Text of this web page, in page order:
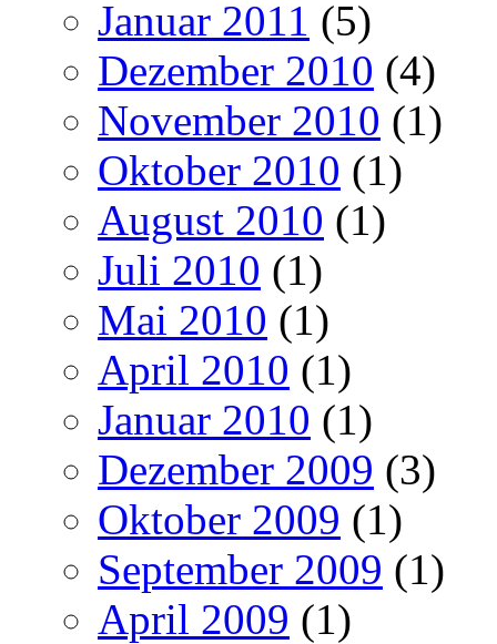
Januar 2011 (5)
Dezember 2010 (4)
November 2010 (1)
Oktober 2010 (1)
August 2010 (1)
Juli 2010 (1)
Mai 2010 (1)
April 2010 (1)
Januar 2010 (1)
Dezember 2009 (3)
Oktober 2009 (1)
September 2009 (1)
April 2009 (1)